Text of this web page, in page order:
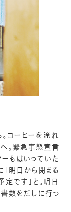
。コーヒーを淹れ
。緊急事態宣言
もはいっていた
「明日から閉まる
です」と。明日
類をだしに行っ